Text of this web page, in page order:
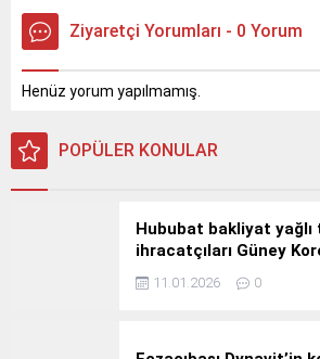
Ziyaretçi Yorumları - 0 Yorum
Henüz yorum yapılmamış.
POPÜLER KONULAR
Hububat bakliyat
ihracatçıları Güney
11.01.2026 0